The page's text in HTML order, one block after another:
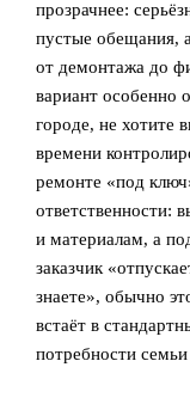
прозрачнее:
пустые обещания,
от демонтажа до
вариант особенно
городе, не хотите
времени
ремонте «под
ответственности:
и материалам, а
заказчик
знаете», обычно
встаёт в
потребности